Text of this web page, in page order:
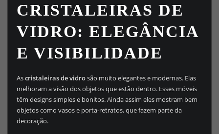
CRISTALEIRAS DE
VIDRO: ELEGÂNCIA
E VISIBILIDADE
Ascristaleiras de vidrosão muito elegantes e modernas. Elas
melhoram a visão dos objetos que estão dentro. Esses móveis
têm designs simples e bonitos. Ainda assim eles mostram bem
objetos como vasos e porta-retratos, que fazem parte da
decoração.